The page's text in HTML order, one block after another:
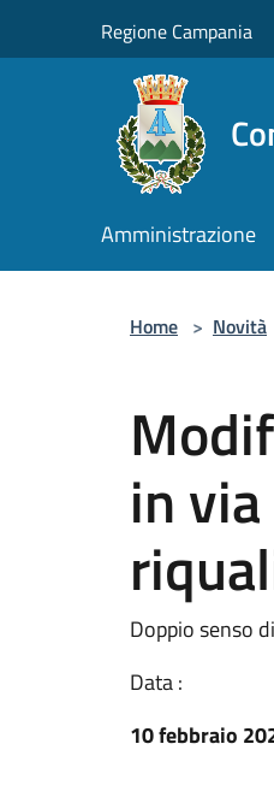
Regione Campania
Amministrazione
Home > Novità
in
Doppio senso
Data :
10 febbraio